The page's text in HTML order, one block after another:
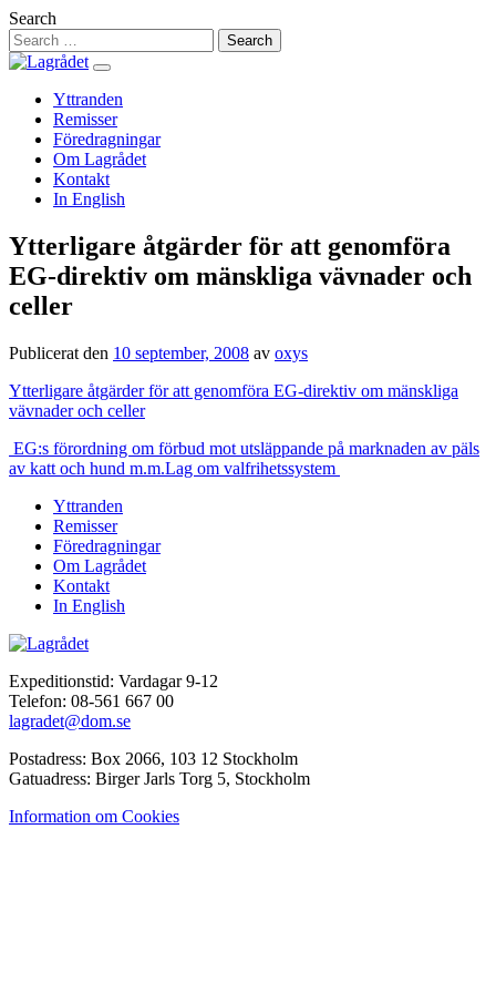
Hoppa
till
innehåll
Search
Yttranden
Remisser
Föredragningar
Om Lagrådet
Kontakt
In English
Ytterligare åtgärder för att genomföra
EG-direktiv om mänskliga vävnader och
celler
Publicerat den 10 september, 2008 av oxys
Ytterligare åtgärder för att genomföra EG-direktiv om mänskliga
vävnader och celler
Inläggsnavigering
EG:s förordning om förbud mot utsläppande på marknaden av päls
av katt och hund m.m.Lag om valfrihetssystem
Yttranden
Remisser
Föredragningar
Om Lagrådet
Kontakt
In English
Expeditionstid: Vardagar 9-12
Telefon: 08-561 667 00
lagradet@dom.se
Postadress: Box 2066, 103 12 Stockholm
Gatuadress: Birger Jarls Torg 5, Stockholm
Information om Cookies